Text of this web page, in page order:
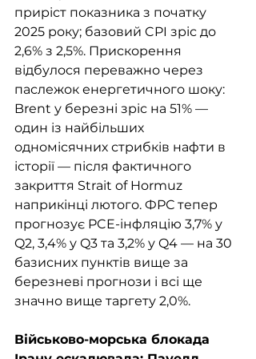
приріст показника з початку
2025 року; базовий CPI зріс до
2,6% з 2,5%. Прискорення
відбулося переважно через
паслежок енергетичного шоку:
Brent у березні зріс на 51% —
один із найбільших
одномісячних стрибків нафти в
історії — після фактичного
закриття Strait of Hormuz
наприкінці лютого. ФРС тепер
прогнозує PCE-інфляцію 3,7% у
Q2, 3,4% у Q3 та 3,2% у Q4 — на 30
базисних пунктів вище за
березневі прогнози і всі ще
значно вище таргету 2,0%.
Військово-морська блокада